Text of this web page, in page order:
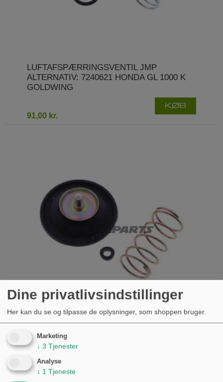
LUFTAFSPÆRRINGSVENTIL JMP
ALTERNATIV: 7240621 HONDA GL 1000 K
GOLDWING
91,00 kr.
KØB
LUFTAFSPÆRRINGSVENTIL JMP
ALTERNATIV: 7240622 HONDA GL 1200 D
Dine privatlivsindstillinger
Her kan du se og tilpasse de oplysninger, som shoppen bruger.
Marketing
↓ 3 Tjenester
Analyse
↓ 1 Tjeneste